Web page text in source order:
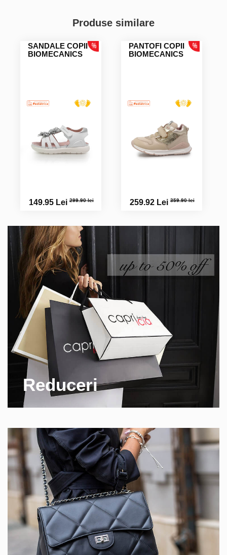
Produse similare
SANDALE COPII
BIOMECANICS
149.95 Lei299.90 lei
PANTOFI COPII
BIOMECANICS
259.92 Lei359.90 lei
Reduceri